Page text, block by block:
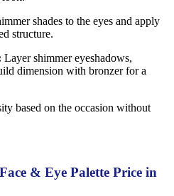
shades to the eyes and apply
structure.
Layer shimmer eyeshadows,
dimension with bronzer for a
based on the occasion without
& Eye Palette Price in